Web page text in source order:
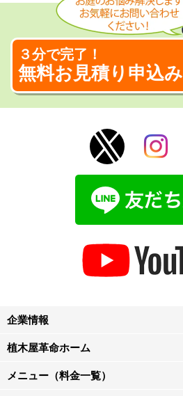
３分で完了！
無料お見積り申込み
企業情報
植木屋革命ホーム
メニュー（料金一覧）